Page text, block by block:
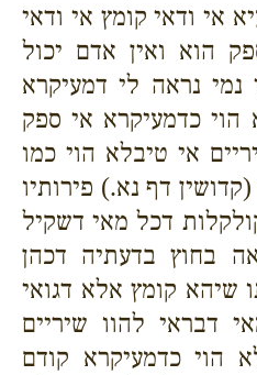
אי ודאי קומץ אי ודאי
הוא ואין אדם יכול
נמי נראה לי דמעיקרא
הוי כדמעיקרא אי ספק
אי טיבלא הוי כמו
דף נא.) פירותיו
דכל מאי דשקיל
בחוץ בדעתיה דכהן
שיהא קומץ אלא דגואי
דבראי להוו שיריים
הוי כדמעיקרא קודם